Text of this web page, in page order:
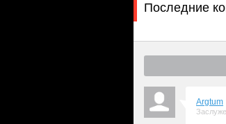
Последние
Argtum